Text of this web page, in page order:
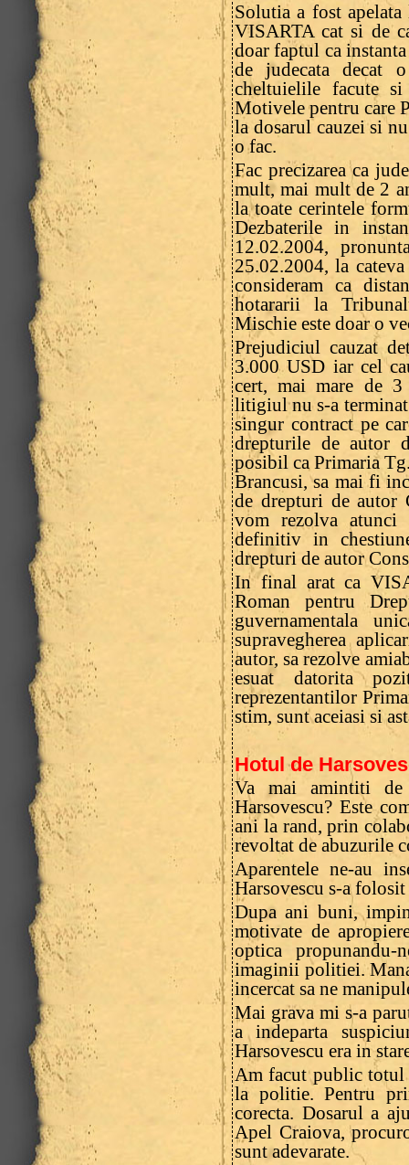
Solutia a fost
VISARTA cat si de
doar faptul ca
de judecata decat
cheltuielile facute
Motivele pentru care
la dosarul cauzei si
o fac.
Fac precizarea ca
mult, mai mult de 2
la toate cerintele
Dezbaterile in
12.02.2004,
25.02.2004, la
consideram ca
hotararii la
Mischie este doar o
Prejudiciul cauzat
3.000 USD iar cel
cert, mai mare de
litigiul nu s-a
singur contract pe
drepturile de autor
posibil ca Primaria
Brancusi, sa mai fi
de drepturi de autor
vom rezolva atunci
definitiv in
drepturi de autor
In final arat ca
Roman pentru
guvernamentala
supravegherea
autor, sa rezolve
esuat datorita
reprezentantilor
stim, sunt aceiasi si
Hotul de
Va mai amintiti
Harsovescu? Este
ani la rand, prin
revoltat de abuzurile
Aparentele ne-au
Harsovescu s-a
Dupa ani buni,
motivate de
optica propunandu-
imaginii politiei.
incercat sa ne
Mai grava mi s-a
a indeparta
Harsovescu era in
Am facut public totul
la politie. Pentru
corecta. Dosarul a
Apel Craiova,
sunt adevarate.